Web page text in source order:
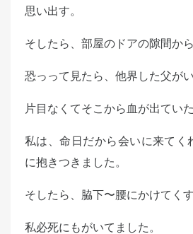
思い出す。
そしたら、部屋のドアの隙間か
恐っって見たら、他界した父がい
片目なくてそこから血が出てい
私は、命日だから会いに来てく
に抱きつきました。
そしたら、脇下〜腰にかけてく
私必死にもがいてました。